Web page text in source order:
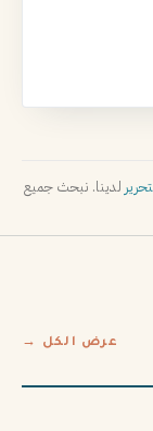
لدينا. نبحث جميع
عرض الكل →